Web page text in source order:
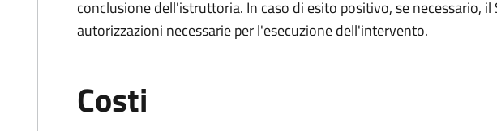
conclusione dell'istruttoria. In caso di esito positivo, se necessario, il
autorizzazioni necessarie per l'esecuzione dell'intervento.
Costi